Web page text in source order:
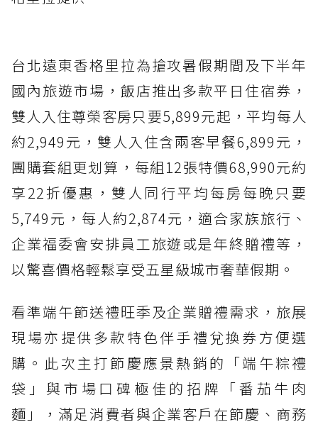
台北遠東香格里拉為搶攻暑假期間及下半年
國內旅遊市場，飯店推出多款平日住宿券，
雙人入住尊榮客房只要5,899元起，平均每人
約2,949元，雙人入住含兩客早餐6,899元，
團購套組更划算，每組12張特價68,990元約
享22折優惠，雙人同行平均每房每晚只要
5,749元，每人約2,874元，適合家族旅行、
企業福委會安排員工旅遊或是年終贈禮等，
以驚喜價格輕鬆享受五星級城市奢華假期。
看準端午節送禮旺季及企業贈禮需求，旅展
現場亦提供多款特色伴手禮兌換券方便選
購。此次主打節慶應景熱銷的「端午粽禮
袋」與市場口碑極佳的招牌「番茄牛肉
麵」，滿足消費者與企業客戶在節慶、商務